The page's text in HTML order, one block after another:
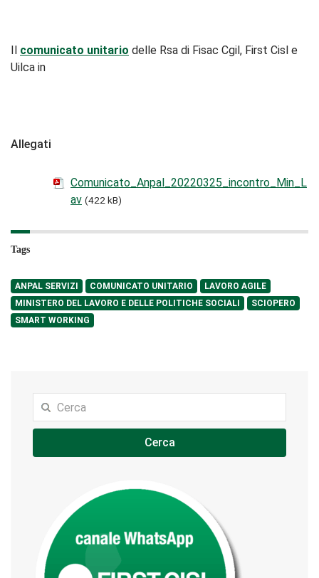
Il comunicato unitario delle Rsa di Fisac Cgil, First Cisl e
Uilca in
Allegati
Comunicato_Anpal_20220325_incontro_Min_L
av (422 kB)
Tags
ANPAL SERVIZI COMUNICATO UNITARIO
LAVORO AGILE
MINISTERO DEL LAVORO E DELLE POLITICHE SOCIALI
SCIOPERO
SMART WORKING
Cerca